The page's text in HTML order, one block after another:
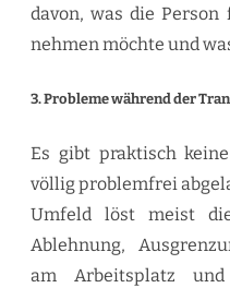
davon, was die
nehmen möchte und
3. Probleme während der
Es gibt praktisch
völlig problemfrei
Umfeld löst meist
Ablehnung,
am Arbeitsplatz